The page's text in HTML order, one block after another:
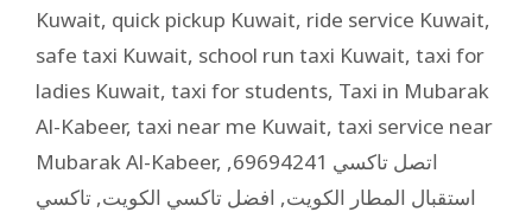
Kuwait, quick pickup Kuwait, ride service Kuwait,
safe taxi Kuwait, school run taxi Kuwait, taxi for
ladies Kuwait, taxi for students, Taxi in Mubarak
Al-Kabeer, taxi near me Kuwait, taxi service near
Mubarak Al-Kabeer, اتصل تاكسي 69694241
,
استقبال المطار الكويت, افضل تاكسي الكويت, تاكسي